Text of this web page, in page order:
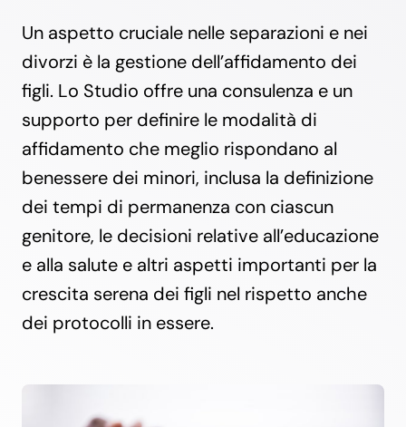
Un aspetto cruciale nelle separazioni e nei
divorzi è la gestione dell’affidamento dei
figli. Lo Studio offre una consulenza e un
supporto per definire le modalità di
affidamento che meglio rispondano al
benessere dei minori, inclusa la definizione
dei tempi di permanenza con ciascun
genitore, le decisioni relative all’educazione
e alla salute e altri aspetti importanti per la
crescita serena dei figli nel rispetto anche
dei protocolli in essere.